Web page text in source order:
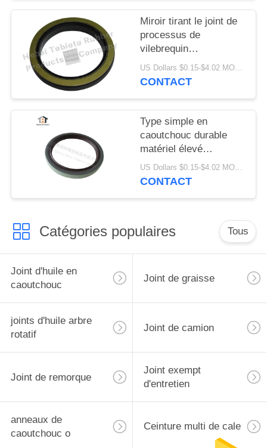
Miroir tirant le joint de
processus de
vilebrequin
75x100x10/13mm pour
le joint rotatoire
US Dollars $0.15-$4.02 MOQ:500pcs
CONTACT
Type simple en
caoutchouc durable
matériel élevé
80x100x10mm de TB
de lèvre de joint de
US Dollars $0.15-$4.02 MOQ:20pcs
CONTACT
Catégories populaires Tous
Joint d'huile en
caoutchouc
Joint de graisse
joints d'huile arbre
rotatif
Joint de camion
Joint de remorque
Joint exempt
d'entretien
anneaux de
caoutchouc o
Ceinture multi de cale